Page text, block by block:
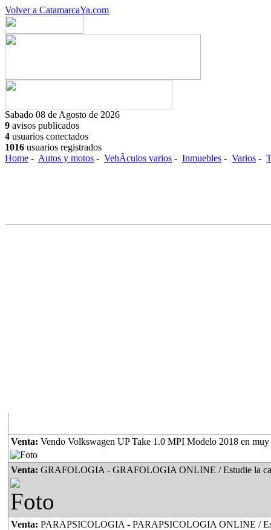
Volver a CatamarcaYa.com
Sabado 08 de Agosto de 2026
9 avisos publicados
4 usuarios conectados
1016 usuarios registrados
Home - Autos y motos - VehÃ­culos varios - Inmuebles - Varios -
Venta: Vendo Volkswagen UP Take 1.0 MPI Modelo 2018 en muy buen
Venta: GRAFOLOGIA - GRAFOLOGIA ONLINE / Estudie la carrera de Perito en Grafología
Venta: PARAPSICOLOGIA - PARAPSICOLOGIA ONLINE / Estudie la carrera de